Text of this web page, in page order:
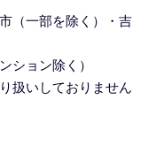
（一部を除く）・吉
ション除く）
扱いしておりません